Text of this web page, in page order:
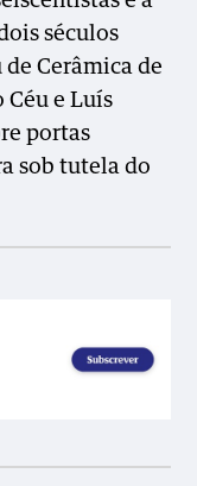
séculos
Cerâmica de
Céu e Luís
portas
sob tutela do